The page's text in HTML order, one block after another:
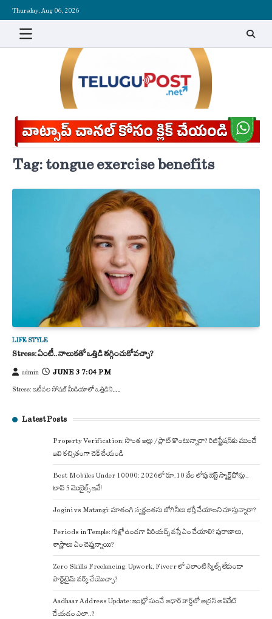
Skip
content
Thursday, Aug 06, 2026
Tag:tongue exercise benefits
LIFE STYLE
Stress: ఏంటీ.. నాలుకతో ఒత్తిడి తగ్గించుకోవచ్చా?
admin JUNE 3 7:04 PM
Stress: ఇటీవల సోషల్ మీడియాలో ఒత్తిడిని…
Latest Posts
Property Verification: సొంత ఇల్లు / ప్లాట్ కొంటున్నారా? రిజిస్ట్రేషన్‌కు ముందే
ఇవి కచ్చితంగా చెక్ చేయండి
Best Mobiles Under 10000: 2026లో రూ.10 వేల లోపు బెస్ట్ స్మార్ట్‌ఫోన్లు..
టాప్ 5 మొబైల్స్ ఇవే!
Jogini vs Matangi: మాతంగి స్వర్ణలతను జోగినీలు భర్తీ చేయాలని చూస్తున్నారా?
Periods in Temple: గుళ్లో ఉండగా పిరియడ్స్ వస్తే ఏం చేయాలి? పురాణాలు,
శాస్త్రాలు ఏం చెప్తున్నాయి?
Zero Skills Freelancing: Upwork, Fiverr లో ఎలాంటి స్కిల్స్ లేకుండా
పార్ట్‌టైమ్ వర్క్ చేయొచ్చా?
Aadhaar Address Update: ఇంట్లో నుంచే ఆధార్ కార్డ్‌లో అడ్రస్ అప్‌డేట్
చేయడం ఎలా..?